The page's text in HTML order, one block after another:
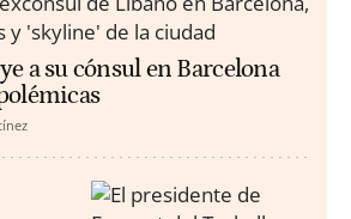
a su cónsul en Barcelona